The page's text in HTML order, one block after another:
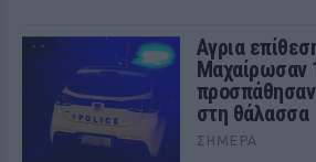
Αγρια
Μαχαίρωσαν
στη θάλασσα
ΣΉΜΕΡΑ